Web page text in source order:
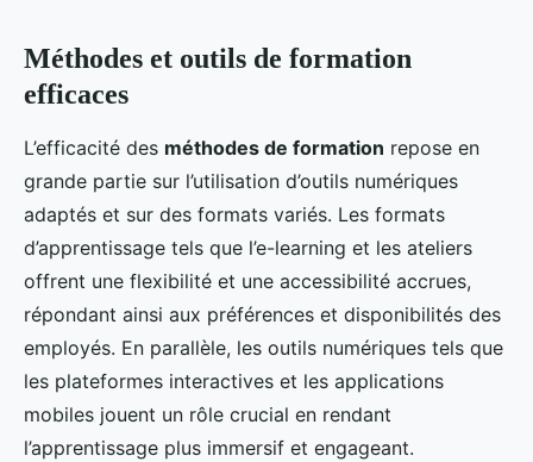
Méthodes et outils de formation
efficaces
L’efficacité des méthodes de formation repose en
grande partie sur l’utilisation d’outils numériques
adaptés et sur des formats variés. Les formats
d’apprentissage tels que l’e-learning et les ateliers
offrent une flexibilité et une accessibilité accrues,
répondant ainsi aux préférences et disponibilités des
employés. En parallèle, les outils numériques tels que
les plateformes interactives et les applications
mobiles jouent un rôle crucial en rendant
l’apprentissage plus immersif et engageant.